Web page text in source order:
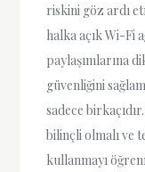
riskini göz ardı
halka açık Wi-Fi
paylaşımlarına
güvenliğini
sadece
bilinçli olmalı ve
kullanmayı